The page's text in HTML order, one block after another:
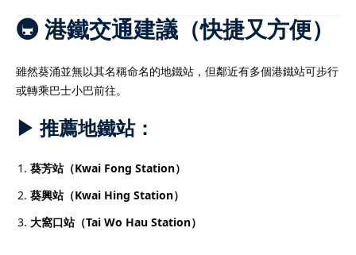
🚇 港鐵交通建議（快捷又方便）
雖然葵涌並無以其名稱命名的地鐵站，但鄰近有多個港鐵站可步行
或轉乘巴士小巴前往。
▶ 推薦地鐵站：
葵芳站（Kwai Fong Station）
葵興站（Kwai Hing Station）
大窩口站（Tai Wo Hau Station）